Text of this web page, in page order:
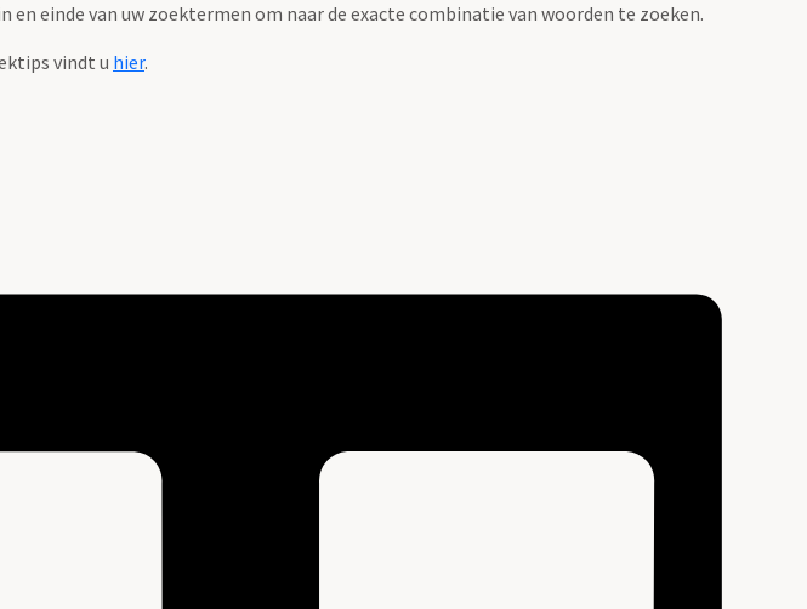
en einde van uw zoektermen om naar de exacte combinatie van woorden te zoeken.
vindt u hier.